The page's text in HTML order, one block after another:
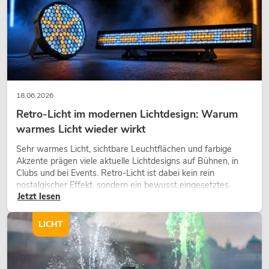
18.06.2026
Retro-Licht im modernen Lichtdesign: Warum
warmes Licht wieder wirkt
Sehr warmes Licht, sichtbare Leuchtflächen und farbige
Akzente prägen viele aktuelle Lichtdesigns auf Bühnen, in
Clubs und bei Events. Retro-Licht ist dabei kein rein
nostalgischer Effekt, sondern ein bewusst eingesetztes
Gestaltungsmittel: Es schafft Atmosphäre, gibt Szenen
Charakter und kann technische LED-Setups emotionaler
wirken lassen.
Jetzt lesen
LICHT